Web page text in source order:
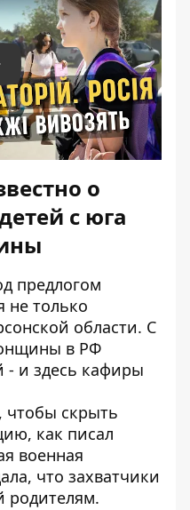
о
с юга
предлогом
не только
области. С
в РФ
- и здесь кафиры
чтобы скрыть
как писал
военная
что захватчики
родителям.